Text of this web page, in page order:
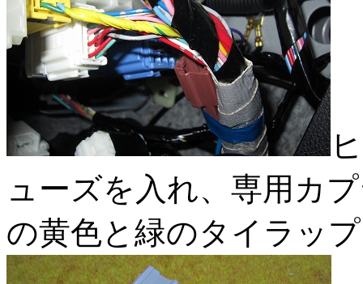
ューズを入れ、専用カ
の黄色と緑のタイラッ